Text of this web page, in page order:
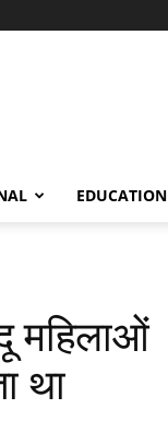
EDUCATION
महिलाओं
था